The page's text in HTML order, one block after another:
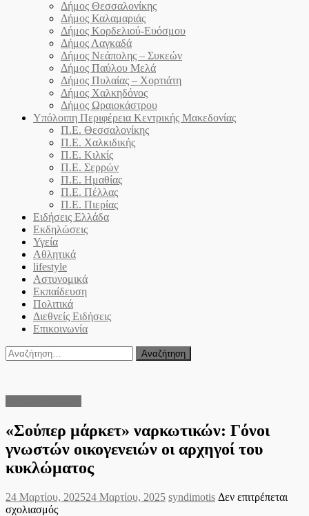
Δήμος Θεσσαλονίκης
Δήμος Καλαμαριάς
Δήμος Κορδελιού-Ευόσμου
Δήμος Λαγκαδά
Δήμος Νεάπολης – Συκεών
Δήμος Παύλου Μελά
Δήμος Πυλαίας – Χορτιάτη
Δήμος Χαλκηδόνος
Δήμος Ωραιοκάστρου
Υπόλοιπη Περιφέρεια Κεντρικής Μακεδονίας
Π.Ε. Θεσσαλονίκης
Π.Ε. Χαλκιδικής
Π.Ε. Κιλκίς
Π.Ε. Σερρών
Π.Ε. Ημαθίας
Π.Ε. Πέλλας
Π.Ε. Πιερίας
Ειδήσεις Ελλάδα
Εκδηλώσεις
Υγεία
Αθλητικά
lifestyle
Αστυνομικά
Εκπαίδευση
Πολιτικά
Διεθνείς Ειδήσεις
Επικοινωνία
Αναζήτηση
για:
«Σούπερ μάρκετ» ναρκωτικών: Γόνοι
γνωστών οικογενειών οι αρχηγοί του
κυκλώματος
Posted
on
24 Μαρτίου, 202524 Μαρτίου, 2025 Author
syndimotis Δεν επιτρέπεται
σχολιασμόςστο